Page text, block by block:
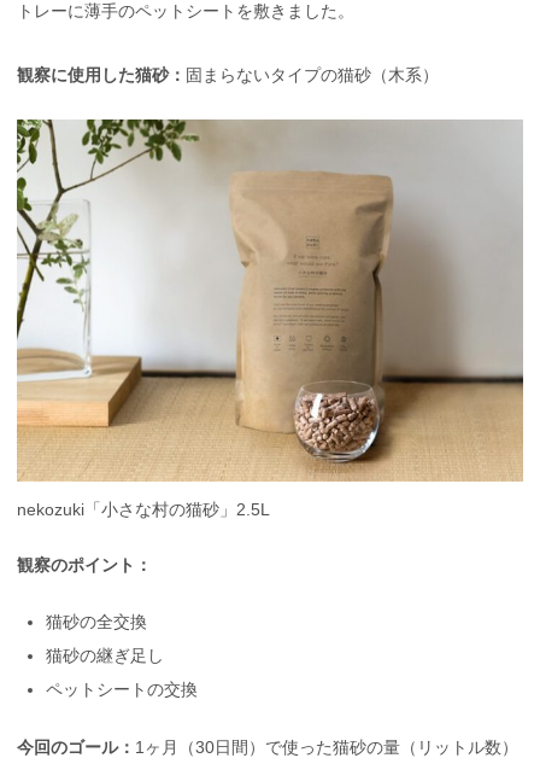
トレーに薄手のペットシートを敷きました。
観察に使用した猫砂： 固まらないタイプの猫砂（木系）
nekozuki「小さな村の猫砂」2.5L
観察のポイント：
猫砂の全交換
猫砂の継ぎ足し
ペットシートの交換
今回のゴール： 1ヶ月（30日間）で使った猫砂の量（リットル数）